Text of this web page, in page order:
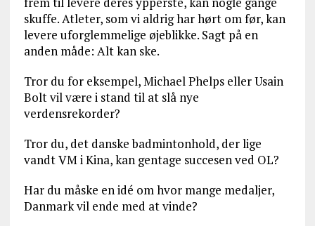
skuffe. Atleter, som vi aldrig har hørt om før, kan
levere uforglemmelige øjeblikke. Sagt på en
anden måde: Alt kan ske.
Tror du for eksempel, Michael Phelps eller Usain
Bolt vil være i stand til at slå nye
verdensrekorder?
Tror du, det danske badmintonhold, der lige
vandt VM i Kina, kan gentage succesen ved OL?
Har du måske en idé om hvor mange medaljer,
Danmark vil ende med at vinde?